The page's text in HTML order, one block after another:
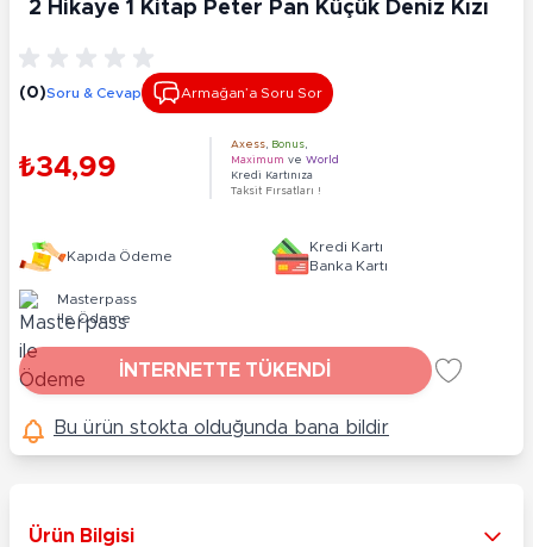
2 Hikaye 1 Kitap Peter Pan Küçük Deniz Kızı
(0)Soru & Cevap Armağan’a Soru Sor
₺34,99
Axess Bonus
Maximum ve World
Kredi Kartınıza
Taksit Fırsatları !
Kapıda Ödeme
Kredi Kartı
Banka Kartı
Masterpass
ile Ödeme
İNTERNETTE TÜKENDİ
Bu ürün stokta olduğunda bana bildir
Ürün Bilgisi